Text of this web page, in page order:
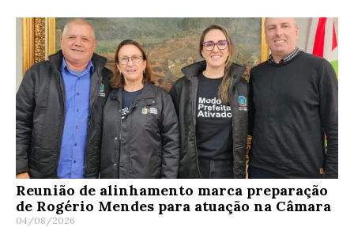
Reunião de alinhamento marca preparação
de Rogério Mendes para atuação na Câmara
04/08/2026